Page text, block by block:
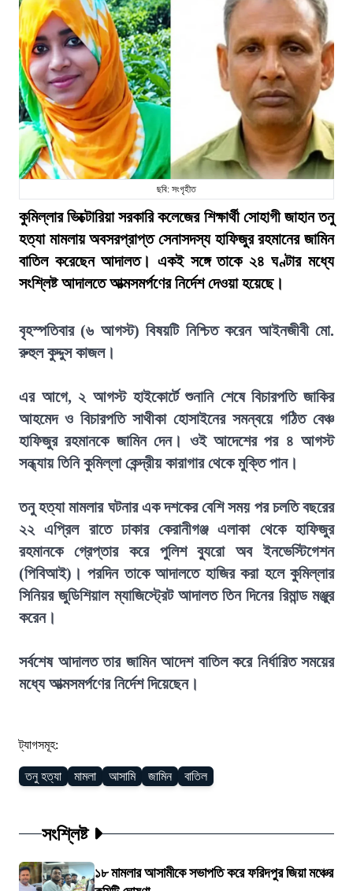
ছবি: সংগৃহীত
কুমিল্লার ভিক্টোরিয়া সরকারি কলেজের শিক্ষার্থী সোহাগী জাহান তনু
হত্যা মামলায় অবসরপ্রাপ্ত সেনাসদস্য হাফিজুর রহমানের জামিন
বাতিল করেছেন আদালত। একই সঙ্গে তাকে ২৪ ঘণ্টার মধ্যে
সংশ্লিষ্ট আদালতে আত্মসমর্পণের নির্দেশ দেওয়া হয়েছে।
বৃহস্পতিবার (৬ আগস্ট) বিষয়টি নিশ্চিত করেন আইনজীবী মো.
রুহুল কুদ্দুস কাজল।
এর আগে, ২ আগস্ট হাইকোর্টে শুনানি শেষে বিচারপতি জাকির
আহমেদ ও বিচারপতি সাথীকা হোসাইনের সমন্বয়ে গঠিত বেঞ্চ
হাফিজুর রহমানকে জামিন দেন। ওই আদেশের পর ৪ আগস্ট
সন্ধ্যায় তিনি কুমিল্লা কেন্দ্রীয় কারাগার থেকে মুক্তি পান।
তনু হত্যা মামলার ঘটনার এক দশকের বেশি সময় পর চলতি বছরের
২২ এপ্রিল রাতে ঢাকার কেরানীগঞ্জ এলাকা থেকে হাফিজুর
রহমানকে গ্রেপ্তার করে পুলিশ ব্যুরো অব ইনভেস্টিগেশন
(পিবিআই)। পরদিন তাকে আদালতে হাজির করা হলে কুমিল্লার
সিনিয়র জুডিশিয়াল ম্যাজিস্ট্রেট আদালত তিন দিনের রিমান্ড মঞ্জুর
করেন।
সর্বশেষ আদালত তার জামিন আদেশ বাতিল করে নির্ধারিত সময়ের
মধ্যে আত্মসমর্পণের নির্দেশ দিয়েছেন।
ট্যাগসমূহ:
তনু হত্যা মামলা আসামি জামিন বাতিল
সংশ্লিষ্ট
১৮ মামলার আসামীকে সভাপতি করে ফরিদপুর জিয়া মঞ্চের